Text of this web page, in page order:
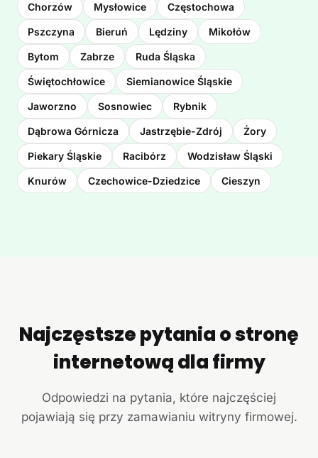
Chorzów Mysłowice Częstochowa
Pszczyna Bieruń Lędziny Mikołów
Bytom Zabrze Ruda Śląska
Świętochłowice Siemianowice Śląskie
Jaworzno Sosnowiec Rybnik
Dąbrowa Górnicza Jastrzębie-Zdrój Żory
Piekary Śląskie Racibórz Wodzisław Śląski
Knurów Czechowice-Dziedzice Cieszyn
Najczęstsze pytania o stronę
internetową dla firmy
Odpowiedzi na pytania, które najczęściej
pojawiają się przy zamawianiu witryny firmowej.